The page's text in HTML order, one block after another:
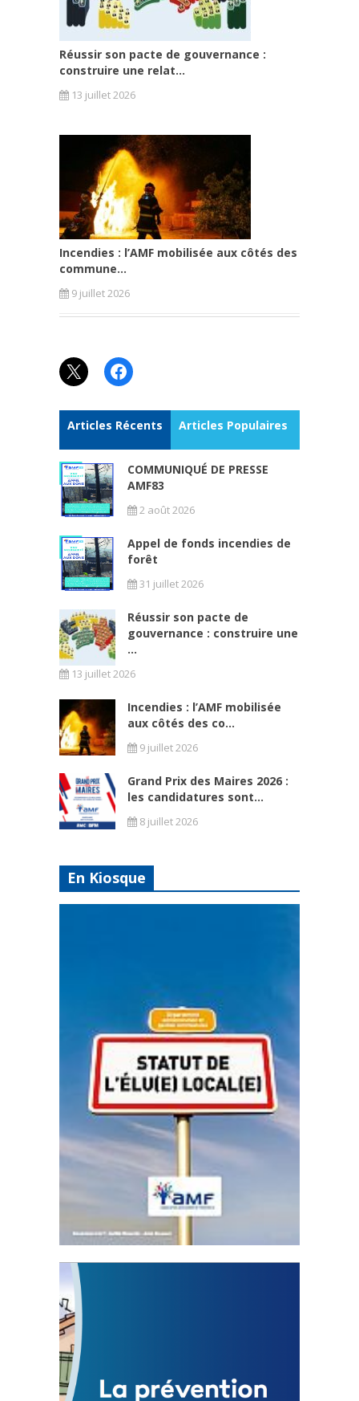
Réussir son pacte de gouvernance :
construire une relat...
13 juillet 2026
Incendies : l’AMF mobilisée aux côtés des
commune...
9 juillet 2026
X Facebook
Articles Récents Articles Populaires
COMMUNIQUÉ DE PRESSE
AMF83
2 août 2026
Appel de fonds incendies de
forêt
31 juillet 2026
Réussir son pacte de
gouvernance : construire une
...
13 juillet 2026
Incendies : l’AMF mobilisée
aux côtés des co...
9 juillet 2026
Grand Prix des Maires 2026 :
les candidatures sont...
8 juillet 2026
En Kiosque
Statut de l’élu local
3 avril 2024
Mise à jour avril 2024
FEUILLETER